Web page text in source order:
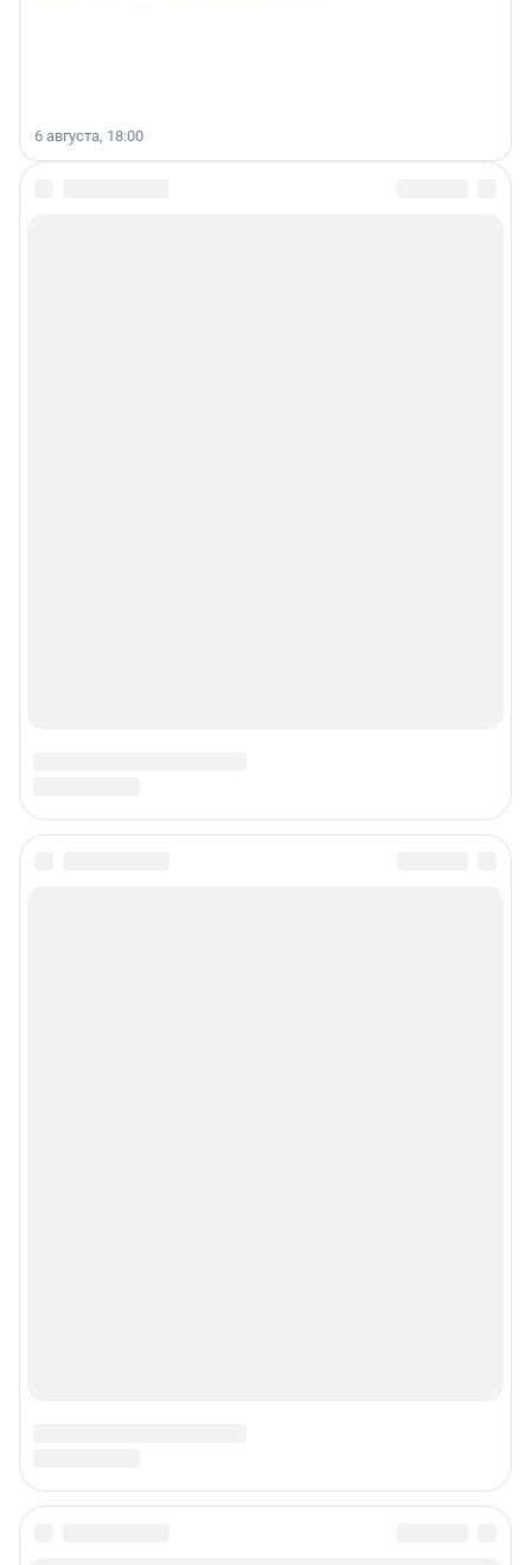
6 августа, 18:00